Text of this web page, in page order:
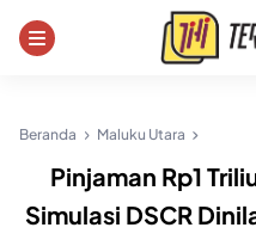
Beranda Maluku Utara
Pinjaman Rp1
Simulasi DSCR